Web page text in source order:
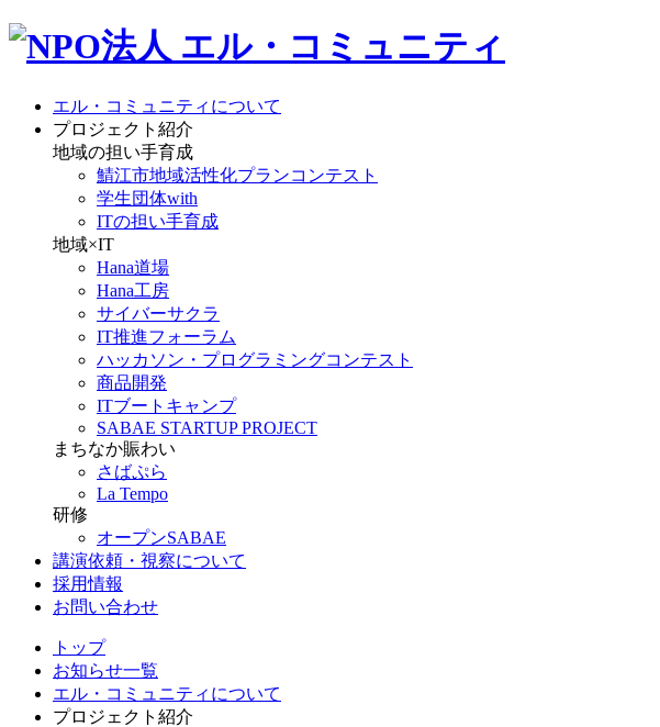
エル・コミュニティについて
プロジェクト紹介
地域の担い手育成
鯖江市地域活性化プランコンテスト
学生団体with
ITの担い手育成
地域×IT
Hana道場
Hana工房
サイバーサクラ
IT推進フォーラム
ハッカソン・プログラミングコンテスト
商品開発
ITブートキャンプ
SABAE STARTUP PROJECT
まちなか賑わい
さばぷら
La Tempo
研修
オープンSABAE
講演依頼・視察について
採用情報
お問い合わせ
トップ
お知らせ一覧
エル・コミュニティについて
プロジェクト紹介